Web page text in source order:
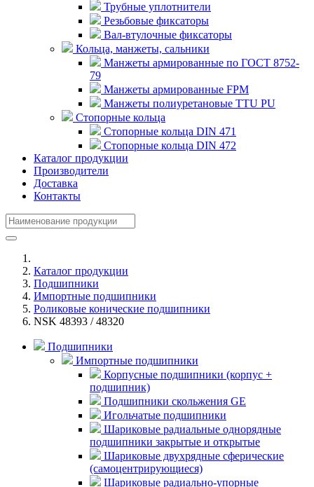
Трубные уплотнители
Резьбовые фиксаторы
Вал-втулочные фиксаторы
Кольца, манжеты, сальники
Манжеты армированные по ГОСТ 8752-
79
Манжеты армированные FPM
Манжеты полиуретановые TTU PU
Стопорные кольца
Стопорные кольца DIN 471
Стопорные кольца DIN 472
Каталог продукции
Производители
Доставка
Контакты
Каталог продукции
Подшипники
Импортные подшипники
Роликовые конические подшипники
NSK 48393 / 48320
Подшипники
Импортные подшипники
Корпусные подшипники (корпус +
подшипник)
Подшипники скольжения GE
Игольчатые подшипники
Шариковые радиальные однорядные
подшипники закрытые и открытые
Шариковые двухрядные сферические
(самоцентрирующиеся)
Шариковые радиально-упорные